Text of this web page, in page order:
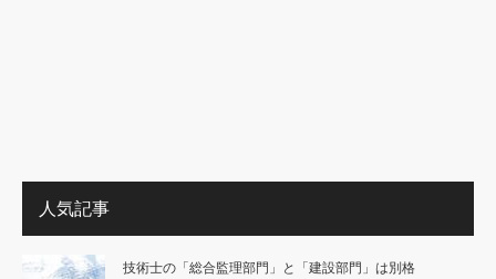
人気記事
技術士の「総合監理部門」と「建設部門」は別格